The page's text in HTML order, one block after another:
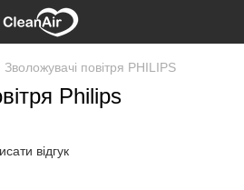
Зволожувачі повітря PHILIPS
Philips
відгук